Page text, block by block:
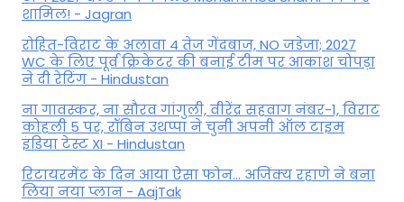
शामिल! - Jagran
रोहित-विराट के अलावा 4 तेज गेंदबाज, NO जडेजा; 2027
WC के लिए पूर्व क्रिकेटर की बनाई टीम पर आकाश चोपड़ा
ने दी रेटिंग - Hindustan
ना गावस्कर, ना सौरव गांगुली, वीरेंद्र सहवाग नंबर-1, विराट
कोहली 5 पर, रॉबिन उथप्पा ने चुनी अपनी ऑल टाइम
इंडिया टेस्ट XI - Hindustan
रिटायरमेंट के दिन आया ऐसा फोन... अजिंक्य रहाणे ने बना
लिया नया प्लान - AajTak